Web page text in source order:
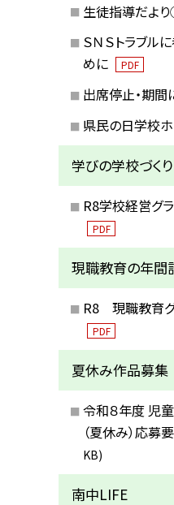
生徒指導だよ
ＳＮＳトラブル
めに
PDF
出席停止・期間
県民の日学校
学びの学校づくり
R8学校経営グ
PDF
現職教育の年間
R8 現職教育グ
PDF
夏休み作品募集
令和８年度 児
（夏休み）応募
KB)
南中LIFE